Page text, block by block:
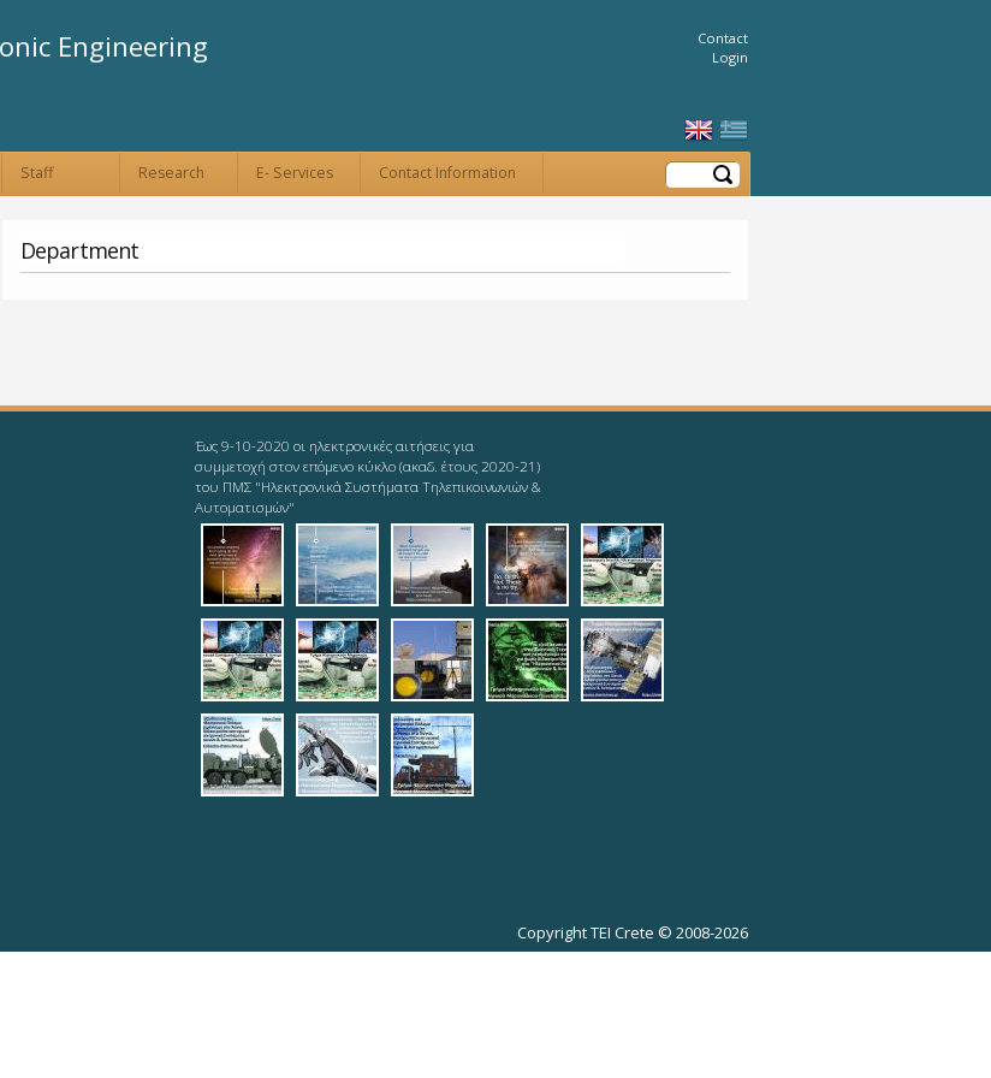
content
Engineering
Contact
Login
Staff Research E- Services Contact Information Search
Department
Έως 9-10-2020 οι ηλεκτρονικές αιτήσεις για
συμμετοχή στον επόμενο κύκλο (ακαδ. έτους 2020-21)
του ΠΜΣ "Ηλεκτρονικά Συστήματα Τηλεπικοινωνιών &
Αυτοματισμών"
2019-08-11_ieee-givingup.jpg
2019-08-11_ieee-mind.jpg
2019-08-11_ieee-
odds.jpg
2019-08-11_ieee-
yoda.jpg
2019-08-
12_logotypophds.jpg
2019-08-12_logotypoista.jpg
2019-08-
21_logotypotmimatos.jpg
pictop.jpgteleautos_3.jpg
teleautos_4.jpg
teleautos_5.jpg
teleautos_6.jpg
teleautos_7.jpg
Copyright TEI Crete © 2008-2026